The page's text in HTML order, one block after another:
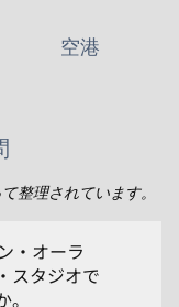
空港
整理されています。
・オーラ
スタジオで